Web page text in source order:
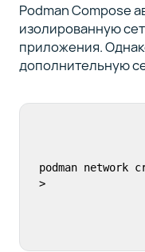
Podman Compose
изолированную
приложения.
дополнительную
podman network
>